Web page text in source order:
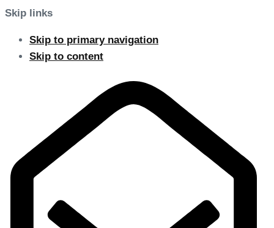
Skip links
Skip to primary navigation
Skip to content